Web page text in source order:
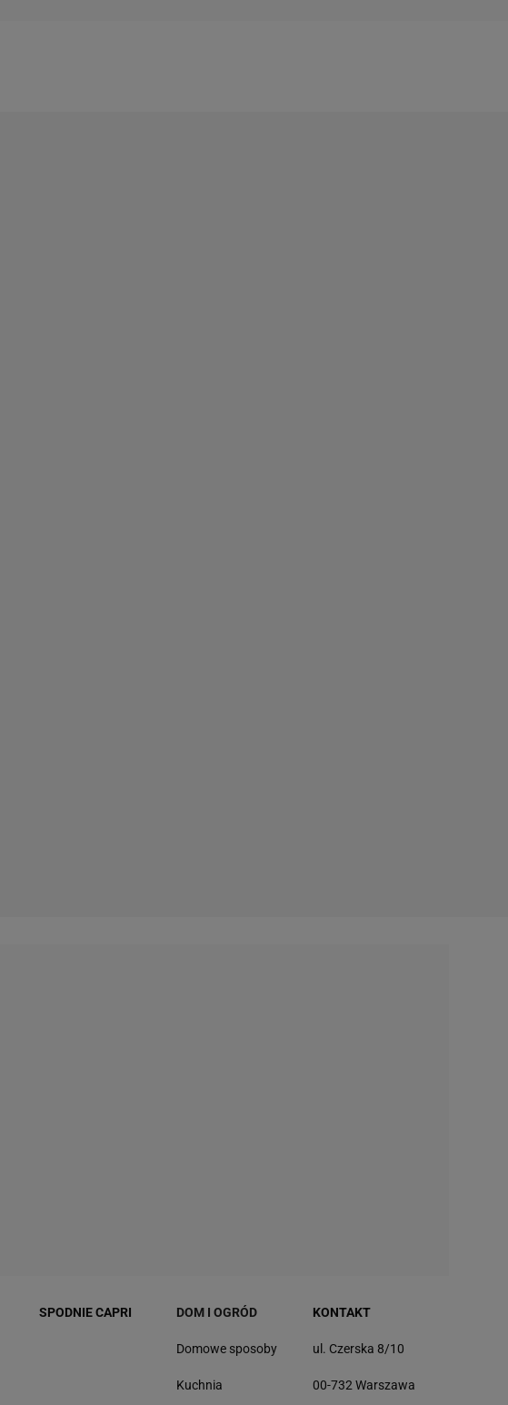
SPODNIE CAPRI DOM I OGRÓD
Domowe sposoby
Kuchnia
KONTAKT
ul. Czerska 8/10
00-732 Warszawa